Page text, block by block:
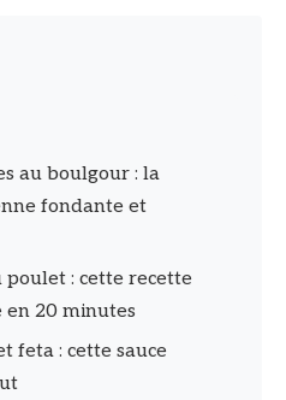
au boulgour : la
fondante et
poulet : cette recette
20 minutes
feta : cette sauce